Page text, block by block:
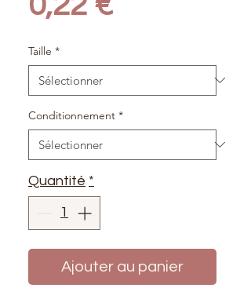
Taille *
Conditionnement *
Quantité *
Ajouter au panier